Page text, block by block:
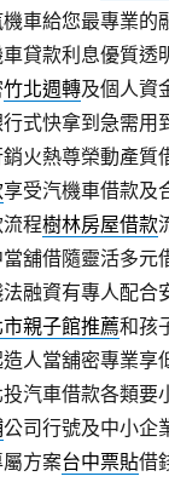
車給您最專業的
貸款利息優質透
竹北週轉及個人資
式快拿到急需用
火熱尊榮動產質
享受汽機車借款及
程樹林房屋借款
舖借隨靈活多元
融資有專人配合
市親子館推薦和孩
人當舖密專業享
汽車借款各類要
公司行號及中小企
方案台中票貼借